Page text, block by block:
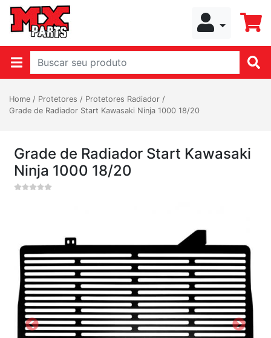
Home / Protetores / Protetores Radiador /
Grade de Radiador Start Kawasaki Ninja 1000 18/20
Grade de Radiador Start Kawasaki
Ninja 1000 18/20